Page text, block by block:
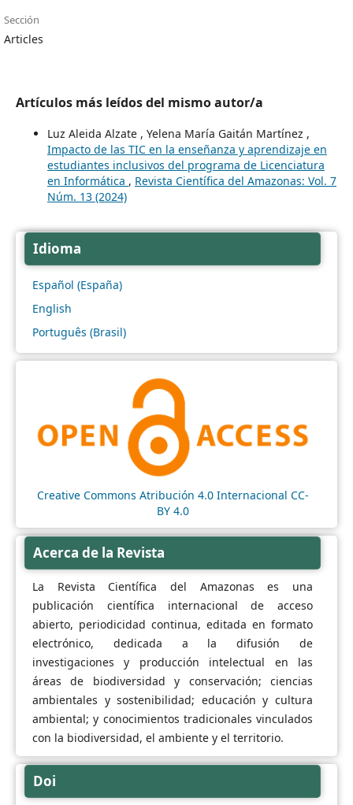
Sección
Articles
Artículos más leídos del mismo autor/a
Luz Aleida Alzate , Yelena María Gaitán Martínez ,
Impacto de las TIC en la enseñanza y aprendizaje en
estudiantes inclusivos del programa de Licenciatura
en Informática , Revista Científica del Amazonas: Vol. 7
Núm. 13 (2024)
Idioma
Español (España)
English
Português (Brasil)
Creative Commons Atribución 4.0 Internacional CC-
BY 4.0
Acerca de la Revista
La Revista Científica del Amazonas es una
publicación científica internacional de acceso
abierto, periodicidad continua, editada en formato
electrónico, dedicada a la difusión de
investigaciones y producción intelectual en las
áreas de biodiversidad y conservación; ciencias
ambientales y sostenibilidad; educación y cultura
ambiental; y conocimientos tradicionales vinculados
con la biodiversidad, el ambiente y el territorio.
Doi